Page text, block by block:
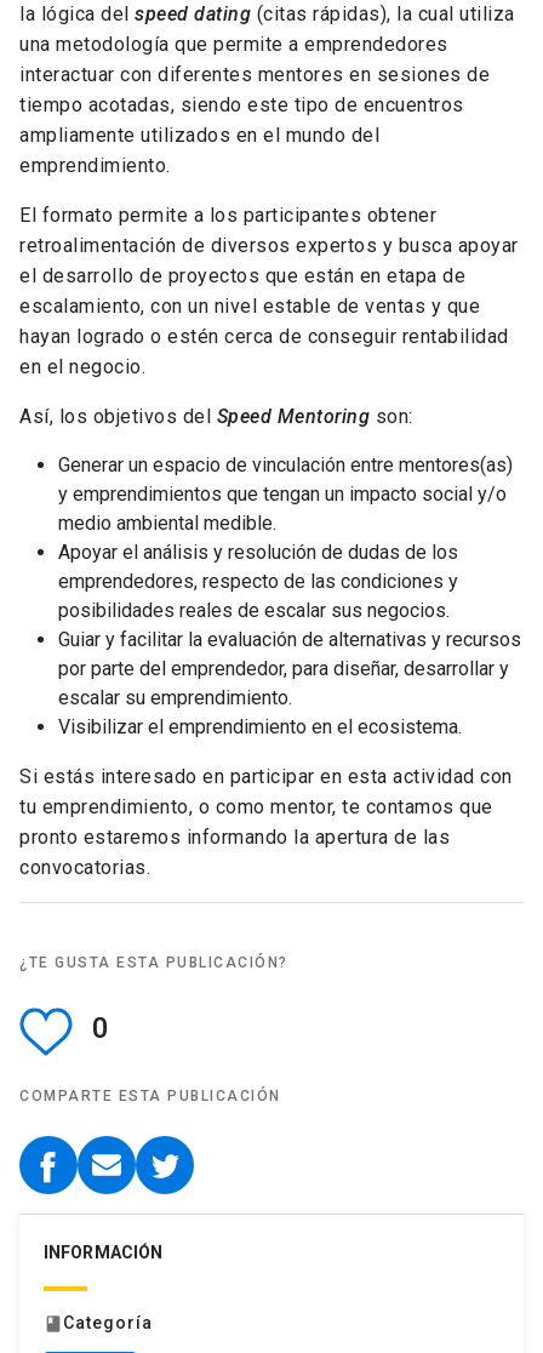
la lógica del speed dating (citas rápidas), la cual utiliza
una metodología que permite a emprendedores
interactuar con diferentes mentores en sesiones de
tiempo acotadas, siendo este tipo de encuentros
ampliamente utilizados en el mundo del
emprendimiento.
El formato permite a los participantes obtener
retroalimentación de diversos expertos y busca apoyar
el desarrollo de proyectos que están en etapa de
escalamiento, con un nivel estable de ventas y que
hayan logrado o estén cerca de conseguir rentabilidad
en el negocio.
Así, los objetivos del Speed Mentoring son:
Generar un espacio de vinculación entre mentores(as)
y emprendimientos que tengan un impacto social y/o
medio ambiental medible.
Apoyar el análisis y resolución de dudas de los
emprendedores, respecto de las condiciones y
posibilidades reales de escalar sus negocios.
Guiar y facilitar la evaluación de alternativas y recursos
por parte del emprendedor, para diseñar, desarrollar y
escalar su emprendimiento.
Visibilizar el emprendimiento en el ecosistema.
Si estás interesado en participar en esta actividad con
tu emprendimiento, o como mentor, te contamos que
pronto estaremos informando la apertura de las
convocatorias.
¿TE GUSTA ESTA PUBLICACIÓN?
0
COMPARTE ESTA PUBLICACIÓN
INFORMACIÓN
bookCategoría